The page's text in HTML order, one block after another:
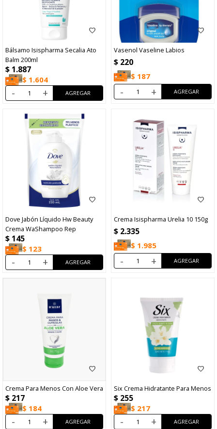
Bálsamo Isispharma Secalia Ato
Balm 200ml
$ 1.887
$ 1.604
- +
Vasenol Vaseline Labios
$ 220
$ 187
- +
Dove Jabón Líquido Hw Beauty
Crema WaShampoo Rep
$ 145
$ 123
- +
Crema Isispharma Urelia 10 150g
$ 2.335
$ 1.985
- +
Crema Para Menos Con Aloe Vera
$ 217
$ 184
- +
Six Crema Hidratante Para Menos
$ 255
$ 217
- +